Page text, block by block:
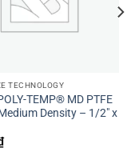
TECHNOLOGY
TEMP® MD PTFE
Density – 1/2″ x